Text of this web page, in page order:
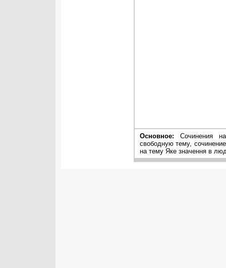
Основное: Сочинения
свободную тему,
на тему Яке значення в